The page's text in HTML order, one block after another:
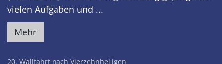
vielen Aufgaben und ...
Mehr
20. Wallfahrt nach Vierzehnheiligen